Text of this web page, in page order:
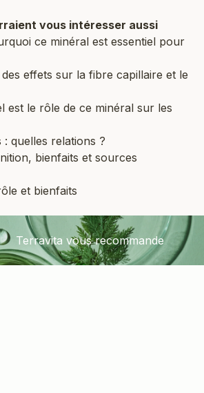
vous intéresser aussi
ce minéral est essentiel pour
effets sur la fibre capillaire et le
est le rôle de ce minéral sur les
quelles relations ?
bienfaits et sources
et bienfaits
Terravita vous recommande